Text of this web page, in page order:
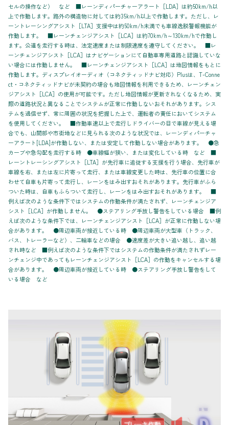
セルの操作など） など ■レーンディパーチャーアラート［LDA］は約50km/h以
上で作動します。路外の構造物に対しては約35km/h以上で作動します。ただし、レ
ーントレーシングアシスト［LTA］支援中は約50km/h未満でも車線逸脱警報機能が
作動します。 ■レーンチェンジアシスト［LCA］は約70km/h～130km/hで作動し
ます。公道を走行する時は、法定速度または制限速度を遵守してください。 ■レ
ーンチェンジアシスト［LCA］はナビゲーションにて自動車専用道路と認識していな
い場合には作動しません。 ■レーンチェンジアシスト［LCA］は地図情報をもとに
作動します。ディスプレイオーディオ（コネクティッドナビ対応）Plusは、T-Conne
ct・コネクティッドナビが未契約の場合も地図情報を利用できるため、レーンチェン
ジアシスト［LCA］の使用が可能です。ただし地図情報が更新されなくなるため、実
際の道路状況と異なることでシステムが正常に作動しないおそれがあります。シス
テムを過信せず、常に周囲の状況を把握した上で、運転者の責任においてシステム
を使用してください。 ■作動車速以上で走行しドライバーの目で車線が見える場
合でも、山間部や市街地などに見られる次のような状況では、レーンディパーチャ
ーアラート[LDA]が作動しない、または安定して作動しない場合があります。 ●急
カーブや急勾配を走行する時 ●車線幅が狭い、または変化している時 など ■
レーントレーシングアシスト［LTA］が先行車に追従する支援を行う場合、先行車が
車線を右、または左に片寄って走行、または車線変更した時は、先行車の位置に合
わせて自車も片寄って走行し、レーンをはみ出すおそれがあります。先行車がふら
ついた時は、自車もふらついて走行し、レーンをはみ出すおそれがあります。 ■
例えば次のような条件下ではシステムの作動条件が満たされず、レーンチェンジア
シスト［LCA］が作動しません。 ●ステアリング手放し警告をしている場合 ■例
えば次のような条件下では、レーンチェンジアシスト［LCA］が正常に作動しない場
合があります。 ●周辺車両が接近している時 ●周辺車両が大型車（トラック、
バス、トレーラーなど）、二輪車などの場合 ●速度差が大きい追い越し、追い越
され時など ■例えば次のような条件下ではシステムの作動条件が満たされずレー
ンチェンジ中であってもレーンチェンジアシスト［LCA］の作動をキャンセルする場
合があります。 ●周辺車両が接近している時 ●ステアリング手放し警告をして
いる場合 など